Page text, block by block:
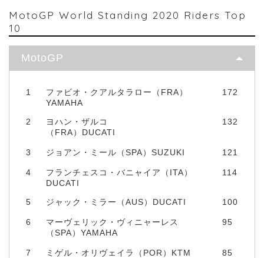
MotoGP World Standing 2020 Riders Top
10
MotoGP
1
ファビオ・クアルタラロー（FRA）
YAMAHA
172
2
ヨハン・ザルコ
（FRA）DUCATI
132
3 ジョアン・ミール（SPA）SUZUKI 121
4
フランチェスコ・バニャイア（ITA）
DUCATI
114
5 ジャック・ミラー（AUS）DUCATI 100
6
マーヴェリック・ヴィニャーレス
（SPA）YAMAHA
95
7 ミゲル・オリヴェイラ（POR）KTM 85